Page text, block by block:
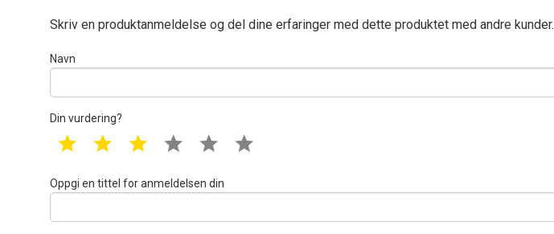
Skriv en produktanmeldelse og del dine erfaringer med dette produktet med andre kunder.
Navn
Din vurdering?
1 star 2 star 3 star 4 star 5 star
Oppgi en tittel for anmeldelsen din